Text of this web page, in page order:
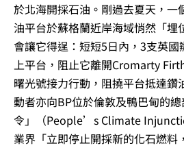
於北海開採石油。剛過去夏天，一
油平台於蘇格蘭近岸海域悄然「埋
會讓它得逞：短短5日內，3支英
上平台，阻止它離開Cromarty
曙光號接力行動，阻撓平台抵達鑽
動者亦向BP位於倫敦及鴨巴甸的
令」（People’s Climate
業界「立即停止開採新的化石燃料